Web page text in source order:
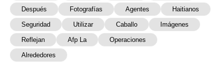
Después Fotografías Agentes Haitianos
Seguridad Utilizar Caballo Imágenes
Reflejan Afp La Operaciones
Alrededores